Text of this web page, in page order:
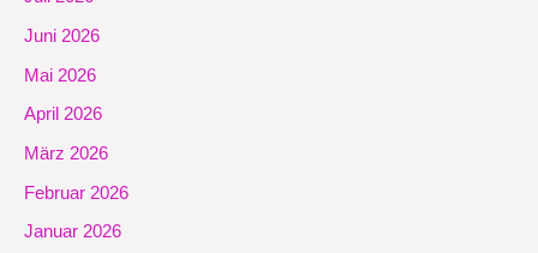
Juni 2026
Mai 2026
April 2026
März 2026
Februar 2026
Januar 2026